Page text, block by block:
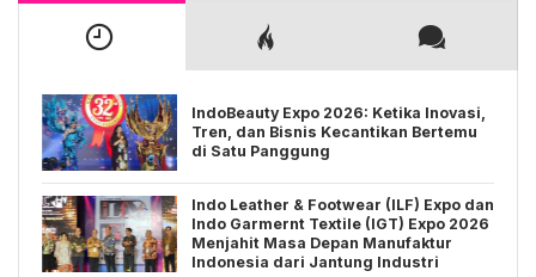
IndoBeauty Expo 2026: Ketika Inovasi,
Tren, dan Bisnis Kecantikan Bertemu
di Satu Panggung
Indo Leather & Footwear (ILF) Expo dan
Indo Garmernt Textile (IGT) Expo 2026
Menjahit Masa Depan Manufaktur
Indonesia dari Jantung Industri